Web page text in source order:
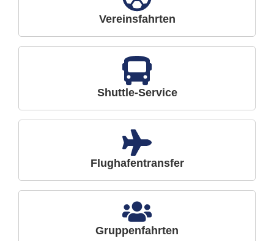
Vereinsfahrten
Shuttle-Service
Flughafentransfer
Gruppenfahrten